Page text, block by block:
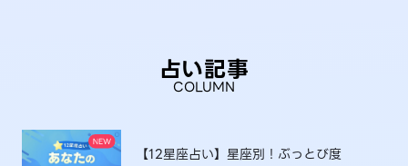
占い記事
COLUMN
【12星座占い】星座別！ぶっとび度